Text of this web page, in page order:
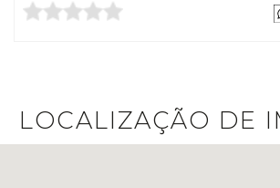
LOCALIZAÇÃO DE